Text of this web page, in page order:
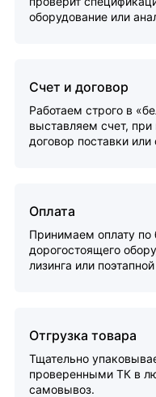
оборудование или
Счет и договор
Работаем строго в
выставляем счет,
договор поставки
Оплата
Принимаем оплату по
дорогостоящего
лизинга или
Отгрузка товара
Тщательно
проверенными ТК в
самовывоз.